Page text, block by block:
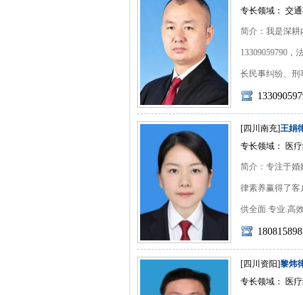
专长领域： 交
简介：我是深耕
13309059790
长民事纠纷、刑
[四川南充]王娟
专长领域： 医
简介：专注于婚
律素养赢得了客
供全面.专业.高
[四川资阳]黎炜
专长领域： 医